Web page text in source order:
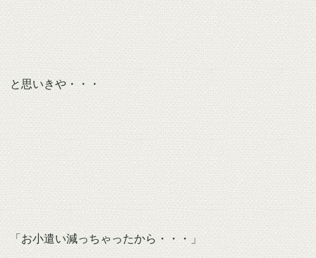
と思いきや・・・
「お小遣い減っちゃったから・・・」